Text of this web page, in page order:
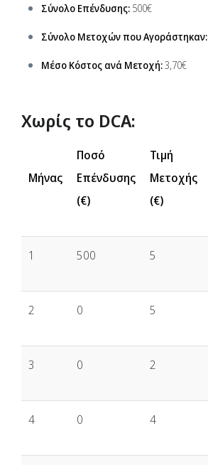
Σύνολο Επένδυσης: 500€
Σύνολο Μετοχών που Αγοράστηκαν:
Μέσο Κόστος ανά Μετοχή:3,70€
Χωρίς το DCA:
Μήνας
Ποσό
Επένδυσης
(€)
Τιμή
Μετοχής
(€)
1 500 5
2 0 5
3 0 2
4 0 4